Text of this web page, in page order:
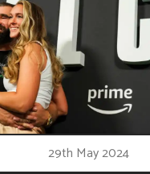
29th May 2024